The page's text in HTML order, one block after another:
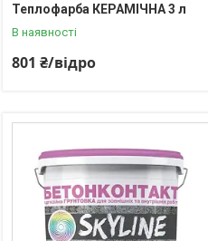
Теплофарба КЕРАМІЧНА 3 л
В наявності
801 ₴/відро